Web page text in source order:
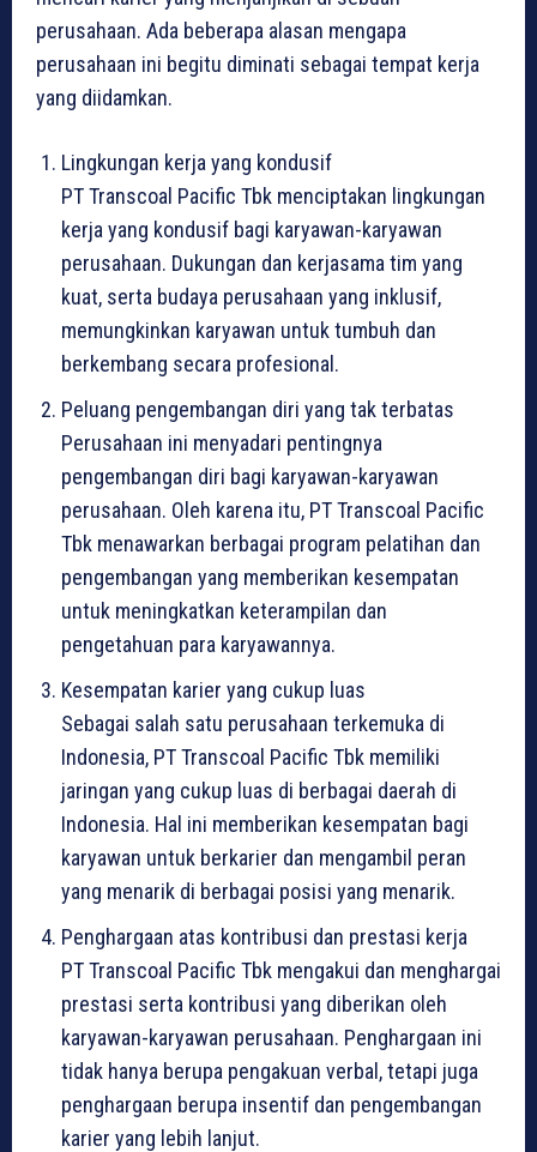
perusahaan. Ada beberapa alasan mengapa
perusahaan ini begitu diminati sebagai tempat kerja
yang diidamkan.
Lingkungan kerja yang kondusif
PT Transcoal Pacific Tbk menciptakan lingkungan
kerja yang kondusif bagi karyawan-karyawan
perusahaan. Dukungan dan kerjasama tim yang
kuat, serta budaya perusahaan yang inklusif,
memungkinkan karyawan untuk tumbuh dan
berkembang secara profesional.
Peluang pengembangan diri yang tak terbatas
Perusahaan ini menyadari pentingnya
pengembangan diri bagi karyawan-karyawan
perusahaan. Oleh karena itu, PT Transcoal Pacific
Tbk menawarkan berbagai program pelatihan dan
pengembangan yang memberikan kesempatan
untuk meningkatkan keterampilan dan
pengetahuan para karyawannya.
Kesempatan karier yang cukup luas
Sebagai salah satu perusahaan terkemuka di
Indonesia, PT Transcoal Pacific Tbk memiliki
jaringan yang cukup luas di berbagai daerah di
Indonesia. Hal ini memberikan kesempatan bagi
karyawan untuk berkarier dan mengambil peran
yang menarik di berbagai posisi yang menarik.
Penghargaan atas kontribusi dan prestasi kerja
PT Transcoal Pacific Tbk mengakui dan menghargai
prestasi serta kontribusi yang diberikan oleh
karyawan-karyawan perusahaan. Penghargaan ini
tidak hanya berupa pengakuan verbal, tetapi juga
penghargaan berupa insentif dan pengembangan
karier yang lebih lanjut.